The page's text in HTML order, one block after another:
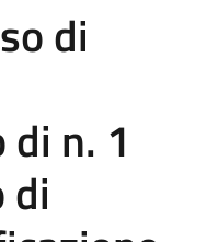
di
n. 1
di